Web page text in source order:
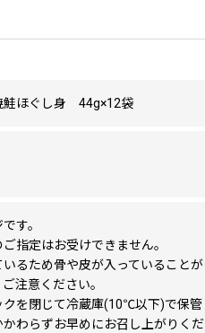
鮭ほぐし身 44g×12袋
す。
指定はお受けできません。
るため骨や皮が入っていることが
注意ください。
を閉じて冷蔵庫(10℃以下)で保管
かわらずお早めにお召し上がりくだ